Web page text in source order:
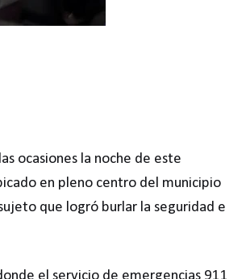
ocasiones la noche de este
en pleno centro del municipio
que logró burlar la seguridad e